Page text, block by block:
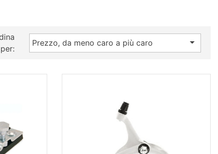
per:
Prezzo, da meno caro a più caro 